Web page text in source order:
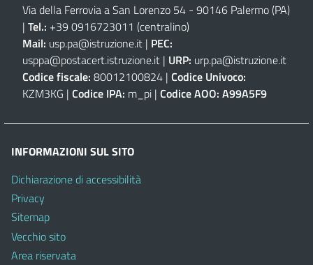
Via della Ferrovia a San Lorenzo 54 - 90146 Palermo (PA)
| Tel.: +39 0916723011 (centralino)
Mail: usp.pa@istruzione.it | PEC:
usppa@postacert.istruzione.it | URP: urp.pa@istruzione.it
Codice fiscale: 80012100824 | Codice Univoco:
KZM3KG | Codice IPA: m_pi | Codice AOO: A99A5F9
INFORMAZIONI SUL SITO
Dichiarazione di accessibilità
Privacy
Sitemap
Vecchio sito
Area riservata